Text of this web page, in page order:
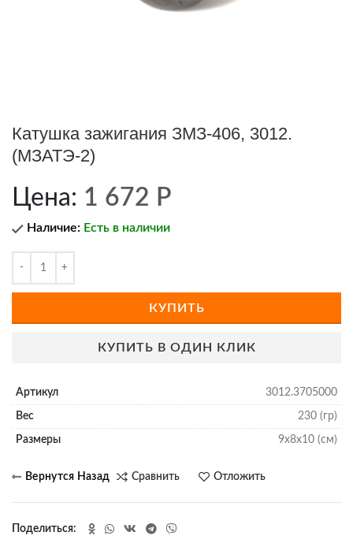
Катушка зажигания ЗМЗ-406, 3012.
(МЗАТЭ-2)
Цена: 1 672 Р
Наличие: Есть в наличии
КУПИТЬ
КУПИТЬ В ОДИН КЛИК
Артикул 3012.3705000
Вес 230 (гр)
Размеры 9х8х10 (см)
Сравнить Отложить
Поделиться